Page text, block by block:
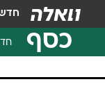
כסף